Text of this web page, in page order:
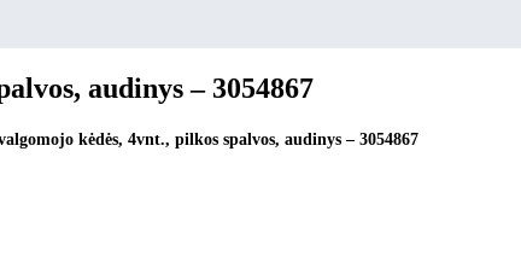
audinys – 3054867
kėdės, 4vnt., pilkos spalvos, audinys – 3054867